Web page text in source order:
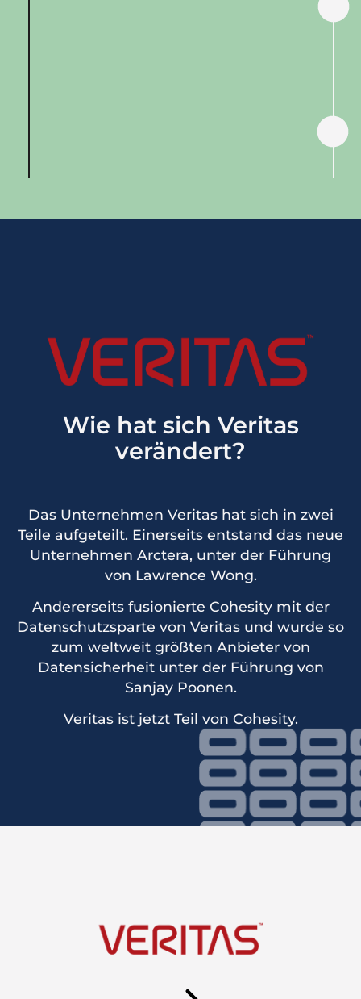
Wie hat sich Veritas
verändert?
Das Unternehmen Veritas hat sich in zwei
Teile aufgeteilt. Einerseits entstand das neue
Unternehmen Arctera, unter der Führung
von Lawrence Wong.
Andererseits fusionierte Cohesity mit der
Datenschutzsparte von Veritas und wurde so
zum weltweit größten Anbieter von
Datensicherheit unter der Führung von
Sanjay Poonen.
Veritas ist jetzt Teil von Cohesity.